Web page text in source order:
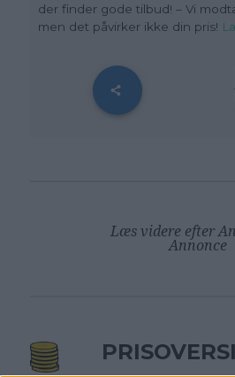
der finder gode tilbud! – Vi
men det påvirker ikke din pris!
Læs videre efter
Annonce